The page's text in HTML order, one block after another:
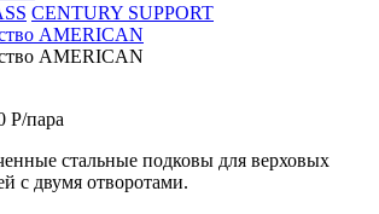
CENTURY SUPPORT
AMERICAN
AMERICAN
P/пара
стальные подковы для верховых
с двумя отворотами.